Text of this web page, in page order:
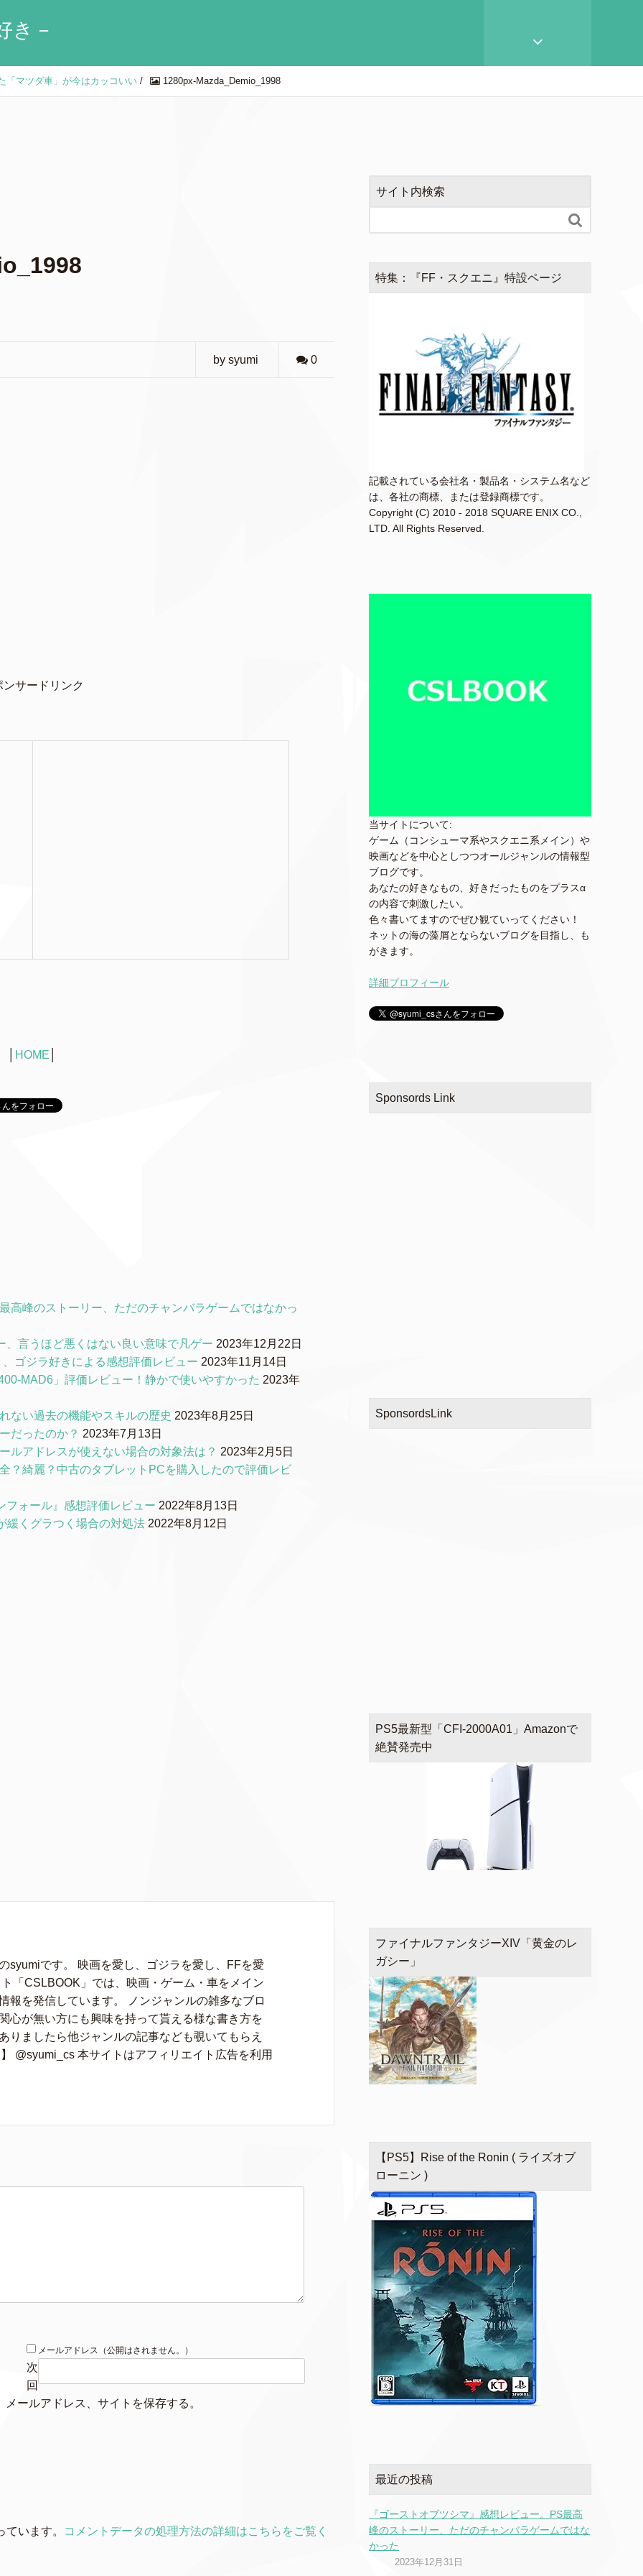
き－
「マツダ車」が今はカッコいい / 1280px-Mazda_Demio_1998
by syumi 0
ンサードリンク
HOME
高峰のストーリー、ただのチャンバラゲームではなかっ
言うほど悪くはない良い意味で凡ゲー 2023年12月22日
ゴジラ好きによる感想評価レビュー 2023年11月14日
MAD6」評価レビュー！静かで使いやすかった 2023年
ない過去の機能やスキルの歴史 2023年8月25日
だったのか？ 2023年7月13日
ルアドレスが使えない場合の対象法は？ 2023年2月5日
？綺麗？中古のタブレットPCを購入したので評価レビ
フォール』感想評価レビュー 2022年8月13日
緩くグラつく場合の対処法 2022年8月12日
syumiです。 映画を愛し、ゴジラを愛し、FFを愛
「CSLBOOK」では、映画・ゲーム・車をメイン
報を発信しています。 ノンジャンルの雑多なブロ
心が無い方にも興味を持って貰える様な書き方を
りましたら他ジャンルの記事なども覗いてもらえ
@syumi_cs 本サイトはアフィリエイト広告を利用
メールアドレス（公開はされません。）
次
回
ールアドレス、サイトを保存する。
います。 コメントデータの処理方法の詳細はこちらをご覧く
サイト内検索

特集：『FF・スクエニ』特設ページ
記載されている会社名・製品名・システム名など
は、各社の商標、または登録商標です。
Copyright (C) 2010 - 2018 SQUARE ENIX CO.,
LTD. All Rights Reserved.
当サイトについて:
ゲーム（コンシューマ系やスクエニ系メイン）や
映画などを中心としつつオールジャンルの情報型
ブログです。
あなたの好きなもの、好きだったものをプラスα
の内容で刺激したい。
色々書いてますのでぜひ観ていってください！
ネットの海の藻屑とならないブログを目指し、も
がきます。
詳細プロフィール
Sponsords Link
SponsordsLink
PS5最新型「CFI-2000A01」Amazonで
絶賛発売中
ファイナルファンタジーXIV「黄金のレ
ガシー」
【PS5】Rise of the Ronin ( ライズオブ
ローニン )
最近の投稿
『ゴーストオブツシマ』感想レビュー。PS最高
峰のストーリー、ただのチャンバラゲームではな
かった
2023年12月31日